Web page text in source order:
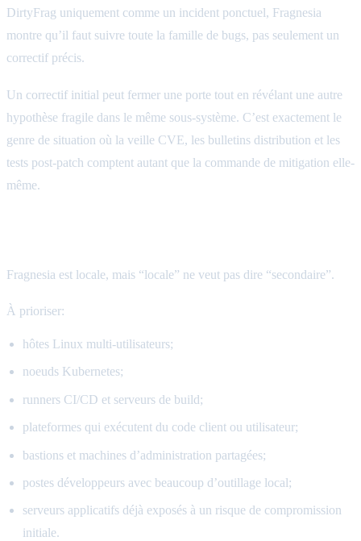
DirtyFrag uniquement comme un incident ponctuel, Fragnesia
montre qu’il faut suivre toute la famille de bugs, pas seulement un
correctif précis.
Un correctif initial peut fermer une porte tout en révélant une autre
hypothèse fragile dans le même sous-système. C’est exactement le
genre de situation où la veille CVE, les bulletins distribution et les
tests post-patch comptent autant que la commande de mitigation elle-
même.
Fragnesia est locale, mais “locale” ne veut pas dire “secondaire”.
À prioriser:
hôtes Linux multi-utilisateurs;
noeuds Kubernetes;
runners CI/CD et serveurs de build;
plateformes qui exécutent du code client ou utilisateur;
bastions et machines d’administration partagées;
postes développeurs avec beaucoup d’outillage local;
serveurs applicatifs déjà exposés à un risque de compromission
initiale.